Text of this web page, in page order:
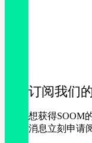
订阅我们
想获得SOOM
消息立刻申请